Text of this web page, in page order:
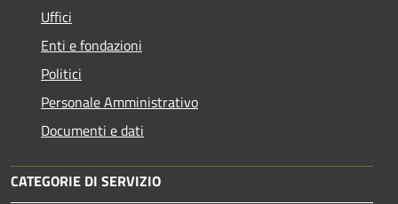
Uffici
Enti e fondazioni
Politici
Personale Amministrativo
Documenti e dati
CATEGORIE DI SERVIZIO